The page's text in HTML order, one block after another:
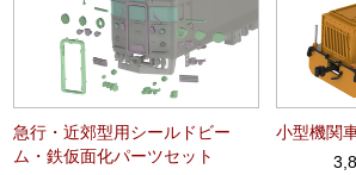
急行・近郊型用シールドビー
ム・鉄仮面化パーツセット
小型機関